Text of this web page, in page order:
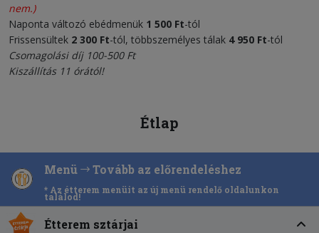
nem.)
Naponta változó ebédmenük 1 500 Ft-tól
Frissensültek 2 300 Ft-tól, többszemélyes tálak 4 950 Ft-tól
Csomagolási díj 100-500 Ft
Kiszállítás 11 órától!
Étlap
Menü Tovább az előrendeléshez
* Az étterem menüit az új menü rendelő oldalunkon
találod!
Étterem sztárjai